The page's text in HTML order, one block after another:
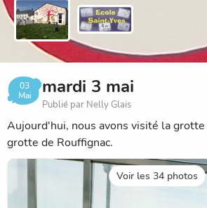
03
Mai
mardi 3 mai
Publié par Nelly Glais
Aujourd'hui, nous avons visité la grotte
grotte de Rouffignac.
Voir les 34 photos